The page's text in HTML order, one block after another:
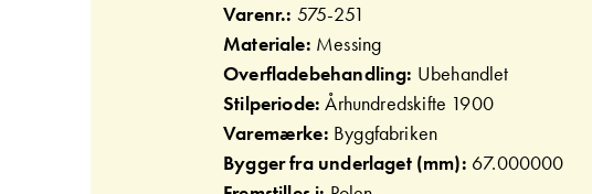
Varenr.: 575-251
Materiale: Messing
Overfladebehandling: Ubehandlet
Stilperiode:Århundredskifte 1900
Varemærke: Byggfabriken
Bygger fra underlaget (mm): 67.000000